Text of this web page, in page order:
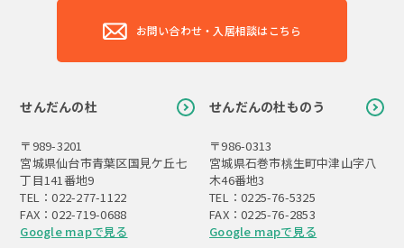
お問い合わせ・入居相談はこちら
せんだんの杜
〒989-3201
宮城県仙台市青葉区国見ケ丘七
丁目141番地9
TEL：022-277-1122
FAX：022-719-0688
Google mapで見る
せんだんの杜ものう
〒986-0313
宮城県石巻市桃生町中津山字八
木46番地3
TEL：0225-76-5325
FAX：0225-76-2853
Google mapで見る